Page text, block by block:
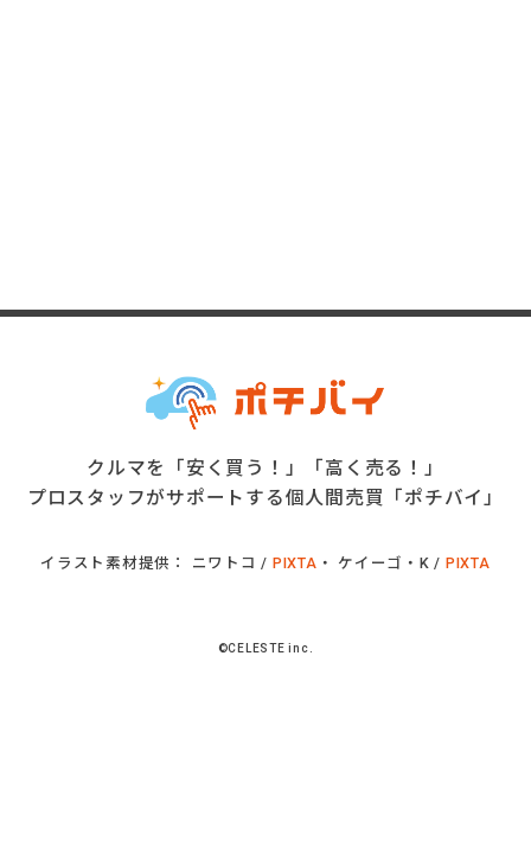
クルマを「安く買う！」「高く売る！」
プロスタッフがサポートする個人間売買「ポチバイ」
イラスト素材提供： ニワトコ / PIXTA ・ ケイーゴ・K / PIXTA
©CELESTE inc.